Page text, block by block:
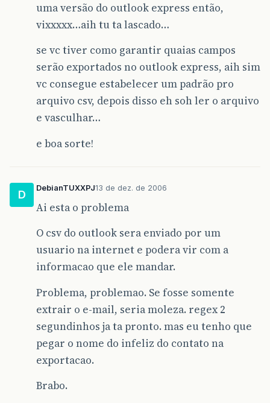
uma versão do outlook express então,
vixxxxx…aih tu ta lascado…
se vc tiver como garantir quaias campos
serão exportados no outlook express, aih sim
vc consegue estabelecer um padrão pro
arquivo csv, depois disso eh soh ler o arquivo
e vasculhar…
e boa sorte!
D
DebianTUXXPJ13 de dez. de 2006
Ai esta o problema
O csv do outlook sera enviado por um
usuario na internet e podera vir com a
informacao que ele mandar.
Problema, problemao. Se fosse somente
extrair o e-mail, seria moleza. regex 2
segundinhos ja ta pronto. mas eu tenho que
pegar o nome do infeliz do contato na
exportacao.
Brabo.